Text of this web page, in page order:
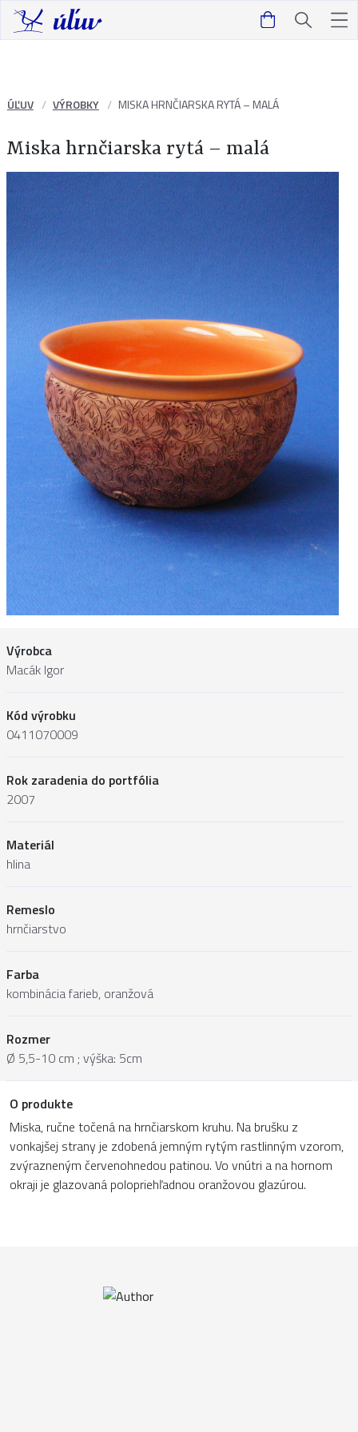
ÚĽUV VÝROBKY MISKA HRNČIARSKA RYTÁ – MALÁ
Miska hrnčiarska rytá – malá
Výrobca
Macák Igor
Kód výrobku
0411070009
Rok zaradenia do portfólia
2007
Materiál
hlina
Remeslo
hrnčiarstvo
Farba
kombinácia farieb, oranžová
Rozmer
Ø 5,5-10 cm ; výška: 5cm
O produkte
Miska, ručne točená na hrnčiarskom kruhu. Na brušku z
vonkajšej strany je zdobená jemným rytým rastlinným vzorom,
zvýrazneným červenohnedou patinou. Vo vnútri a na hornom
okraji je glazovaná polopriehľadnou oranžovou glazúrou.